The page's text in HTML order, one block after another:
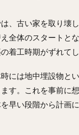
、古い家を取り壊
え全体のスタートと
着工時期がずれて
には地中埋設物と
す。これを事前に
早い段階から計画